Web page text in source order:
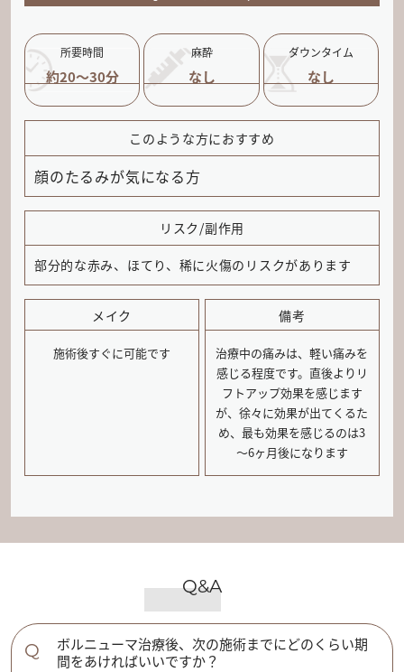
所要時間
約20～30分
麻酔
なし
ダウンタイム
なし
このような方におすすめ
顔のたるみが気になる方
リスク/副作用
部分的な赤み、ほてり、稀に火傷のリスクがあります
メイク
施術後すぐに可能です
備考
治療中の痛みは、軽い痛みを
感じる程度です。直後よりリ
フトアップ効果を感じます
が、徐々に効果が出てくるた
め、最も効果を感じるのは3
～6ヶ月後になります
Q&A
Q
ボルニューマ治療後、次の施術までにどのくらい期
間をあければいいですか？